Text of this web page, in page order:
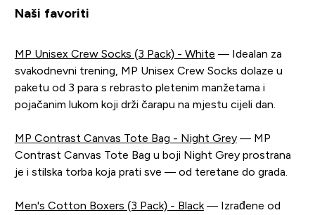
Naši favoriti
MP Unisex Crew Socks (3 Pack) - White — Idealan za
svakodnevni trening, MP Unisex Crew Socks dolaze u
paketu od 3 para s rebrasto pletenim manžetama i
pojačanim lukom koji drži čarapu na mjestu cijeli dan.
MP Contrast Canvas Tote Bag - Night Grey— MP
Contrast Canvas Tote Bag u boji Night Grey prostrana
je i stilska torba koja prati sve — od teretane do grada.
Men's Cotton Boxers (3 Pack) - Black— Izrađene od